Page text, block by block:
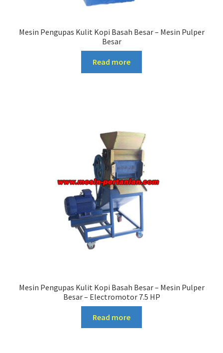
Mesin Pengupas Kulit Kopi Basah Besar – Mesin Pulper
Besar
Read more
Mesin Pengupas Kulit Kopi Basah Besar – Mesin Pulper
Besar – Electromotor 7.5 HP
Read more